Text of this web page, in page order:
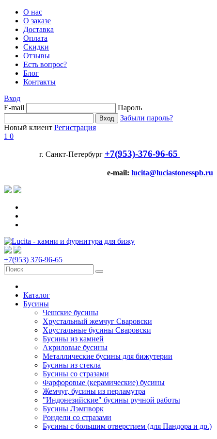
О нас
О заказе
Доставка
Оплата
Скидки
Отзывы
Есть вопрос?
Блог
Контакты
Вход
E-mail
Пароль
Забыли пароль?
Новый клиент Регистрация
1 0
г. Санкт-Петербург +7(953)-376-96-65
e-mail: lucita@luciastonesspb.ru
+7(953) 376-96-65
Каталог
Бусины
Чешские бусины
Хрустальный жемчуг Сваровски
Хрустальные бусины Сваровски
Бусины из камней
Акриловые бусины
Металлические бусины для бижутерии
Бусины из стекла
Бусины со стразами
Фарфоровые (керамические) бусины
Жемчуг, бусины из перламутра
"Индонезийские" бусины ручной работы
Бусины Лэмпворк
Рондели со стразами
Бусины с большим отверстием (для Пандора и др.)